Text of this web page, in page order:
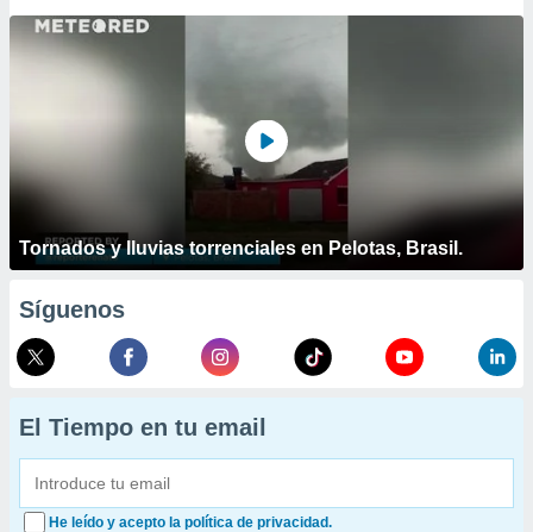
Tornados y lluvias torrenciales en Pelotas, Brasil.
Síguenos
El Tiempo en tu email
He leído y acepto la política de privacidad.